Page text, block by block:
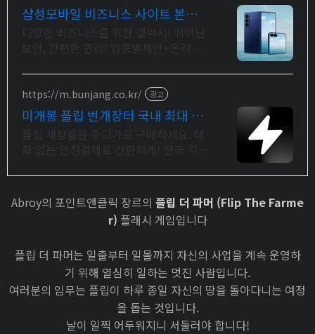
삼성모바일 비즈니스 사이트 본사
https://m.bunjang.co.kr/ 광고
미개봉 플립 번개장터 국내 최대 브
10만 개 이상의 신규 상품 업로드
Abroy의 포인트앤클릭 장르의 플립 더 파머 (Flip The Farme
r) 플래시 게임입니다
플립 더 파머는 일출부터 일몰까지 자신의 사업을 계속 운영하
기 위해 열심히 일하는 멋진 사람입니다.
여러분의 임무는 플립이 하루 종일 자신의 땅을 돌아다니는 여정
을 돕는 것입니다.
날이 일찍 어두워지니 서둘러야 합니다!